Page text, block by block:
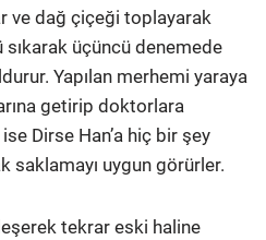
ve dağ çiçeği toplayarak
üçüncü denemede
Yapılan merhemi yaraya
getirip doktorlara
Dirse Han’a hiç bir şey
saklamayı uygun görürler.
tekrar eski haline